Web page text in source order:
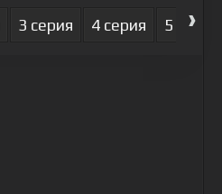
3 серия 4 серия 5 серия
›